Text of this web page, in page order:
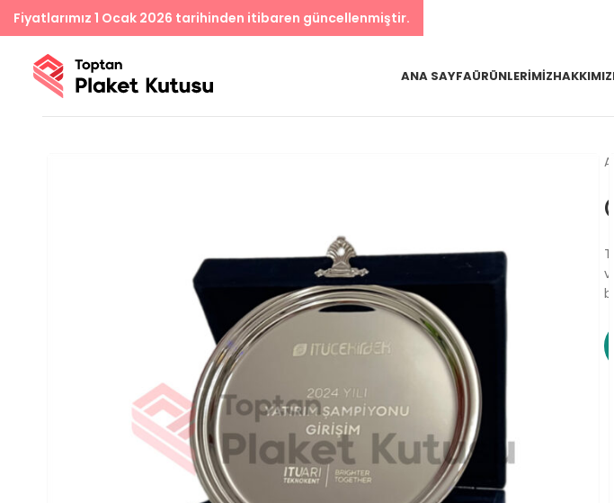
ANA SAYFAÜRÜNLERIMIZ
Fiyatlarımız 1 Ocak 2026 tarihinden itibaren güncellenmiştir.